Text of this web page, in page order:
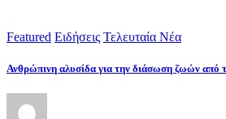
Featured Ειδήσεις Τελευταία Νέα
Ανθρώπινη αλυσίδα για την διάσωση ζωών από